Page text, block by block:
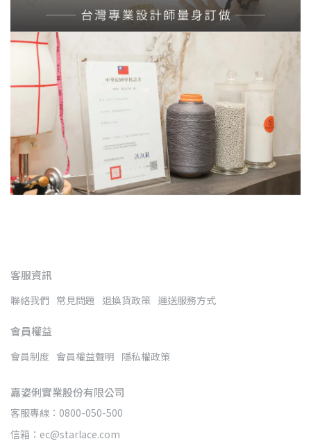
客服資訊
聯絡我們 常見問題 退換貨政策 運送服務方式
會員權益
會員制度 會員權益聲明 隱私權政策
嘉姿俐實業股份有限公司
客服專線：0800-050-500
信箱：ec@starlace.com